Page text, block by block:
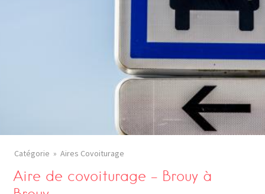
Catégorie Aires Covoiturage
Aire de covoiturage – Brouy à